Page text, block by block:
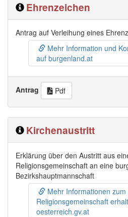
Ehrenzeichen
Antrag auf Verleihung eines
Mehr Information und
auf burgenland.at
Antrag Pdf
Kirchenaustritt
Erklärung über den Austritt aus
Religionsgemeinschaft an eine
Bezirkshauptmannschaft
Mehr Informationen
Religionsgemeinschaft
oesterreich.gv.at